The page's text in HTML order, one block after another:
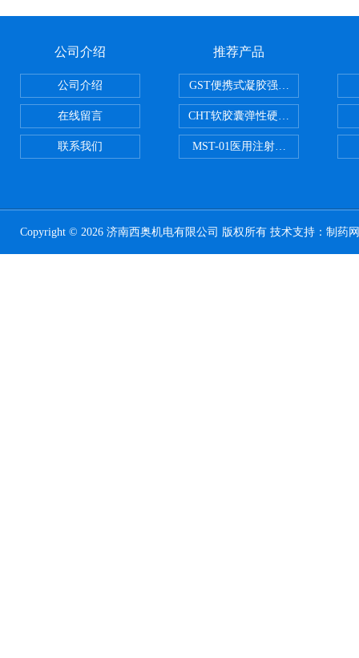
公司介绍
公司介绍
在线留言
联系我们
推荐产品
GST便携式凝胶强度测定仪
CHT软胶囊弹性硬度测试仪
MST-01医用注射器测试仪
Copyright © 2026 济南西奥机电有限公司 版权所有 技术支持： 制药网